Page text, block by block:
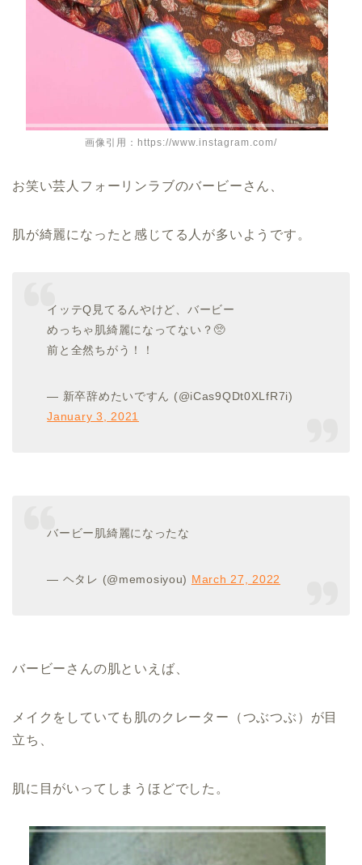
画像引用：https://www.instagram.com/
お笑い芸人フォーリンラブのバービーさん、
肌が綺麗になったと感じてる人が多いようです。
イッテQ見てるんやけど、バービー
めっちゃ肌綺麗になってない？🥺
前と全然ちがう！！
— 新卒辞めたいですん (@iCas9QDt0XLfR7i)
January 3, 2021
バービー肌綺麗になったな
— ヘタレ (@memosiyou) March 27, 2022
バービーさんの肌といえば、
メイクをしていても肌のクレーター（つぶつぶ）が目
立ち、
肌に目がいってしまうほどでした。